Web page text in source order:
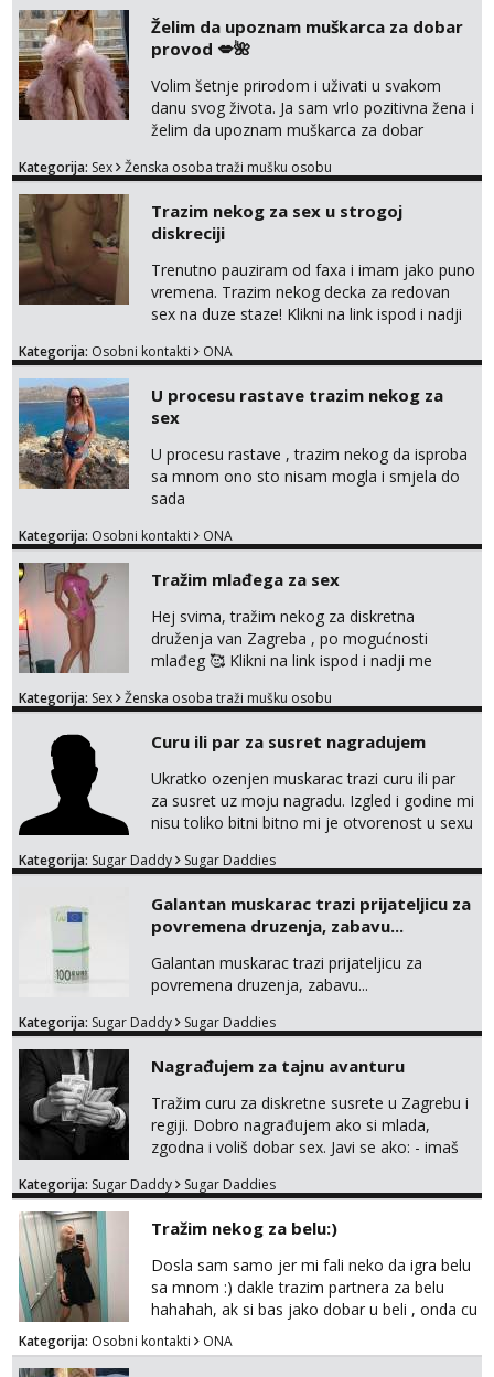
Želim da upoznam muškarca za dobar
provod 💋🌺
Volim šetnje prirodom i uživati u svakom
danu svog života. Ja sam vrlo pozitivna žena i
želim da upoznam muškarca za dobar
na link ispod i nadji me tamo, cekam te!
Kategorija: Sex Ženska osoba traži mušku osobu
Trazim nekog za sex u strogoj
diskreciji
Trenutno pauziram od faxa i imam jako puno
vremena. Trazim nekog decka za redovan
sex na duze staze! Klikni na link ispod i nadji
Kategorija: Osobni kontakti ONA
U procesu rastave trazim nekog za
sex
U procesu rastave , trazim nekog da isproba
sa mnom ono sto nisam mogla i smjela do
sada
Kategorija: Osobni kontakti ONA
Tražim mlađega za sex
Hej svima, tražim nekog za diskretna
druženja van Zagreba , po mogućnosti
mlađeg 🥰 Klikni na link ispod i nadji me
Kategorija: Sex Ženska osoba traži mušku osobu
Curu ili par za susret nagradujem
Ukratko ozenjen muskarac trazi curu ili par
za susret uz moju nagradu. Izgled i godine mi
nisu toliko bitni bitno mi je otvorenost u sexu
jave na mail . Molim ako je moguce prvi mail
necete pozalit
Kategorija: Sugar Daddy Sugar Daddies
Galantan muskarac trazi prijateljicu za
povremena druzenja, zabavu...
Galantan muskarac trazi prijateljicu za
povremena druzenja, zabavu...
Kategorija: Sugar Daddy Sugar Daddies
Nagrađujem za tajnu avanturu
Tražim curu za diskretne susrete u Zagrebu i
regiji. Dobro nagrađujem ako si mlada,
zgodna i voliš dobar sex. Javi se ako: - imaš
kosu - se dobro ljubiš - si fleksibilna s
dostupna radnim danom (vikendi i noći su za
obitelj) - vodiš brigu o zdravlju i koristiš
zaštitu Ne javljajte se: - debele - frajeri i
paro...
Kategorija: Sugar Daddy Sugar Daddies
Tražim nekog za belu:)
Dosla sam samo jer mi fali neko da igra belu
sa mnom :) dakle trazim partnera za belu
hahahah, ak si bas jako dobar u beli , onda cu
razmislit za dalje Klikni na link ispod i nadji me
tamo, cekam te!
Kategorija: Osobni kontakti ONA